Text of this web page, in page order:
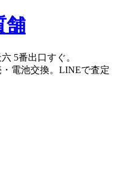
5番出口すぐ。
電池交換。LINEで査定